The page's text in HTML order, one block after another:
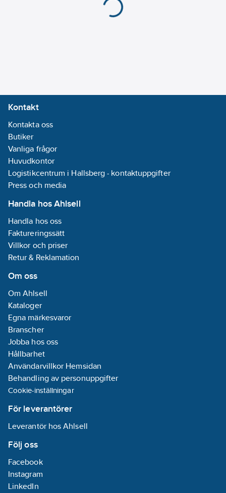
Kontakt
Kontakta oss
Butiker
Vanliga frågor
Huvudkontor
Logistikcentrum i Hallsberg - kontaktuppgifter
Press och media
Handla hos Ahlsell
Handla hos oss
Faktureringssätt
Villkor och priser
Retur & Reklamation
Om oss
Om Ahlsell
Kataloger
Egna märkesvaror
Branscher
Jobba hos oss
Hållbarhet
Användarvillkor Hemsidan
Behandling av personuppgifter
Cookie-inställningar
För leverantörer
Leverantör hos Ahlsell
Följ oss
Facebook
Instagram
LinkedIn